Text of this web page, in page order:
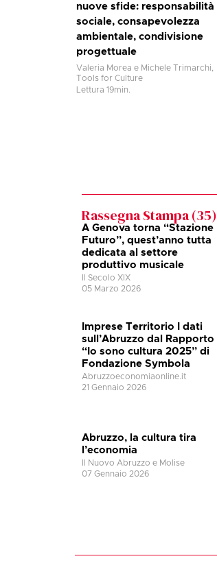
nuove sfide: responsabilità
sociale, consapevolezza
ambientale, condivisione
progettuale
Valeria Morea e Michele Trimarchi,
Tools for Culture
Lettura19min.
Rassegna Stampa (35)
A Genova torna “Stazione
Futuro”, quest’anno tutta
dedicata al settore
produttivo musicale
Il Secolo XIX
05 Marzo 2026
Imprese Territorio I dati
sull’Abruzzo dal Rapporto
“Io sono cultura 2025” di
Fondazione Symbola
Abruzzoeconomiaonline.it
21 Gennaio 2026
Abruzzo, la cultura tira
l’economia
Il Nuovo Abruzzo e Molise
07 Gennaio 2026